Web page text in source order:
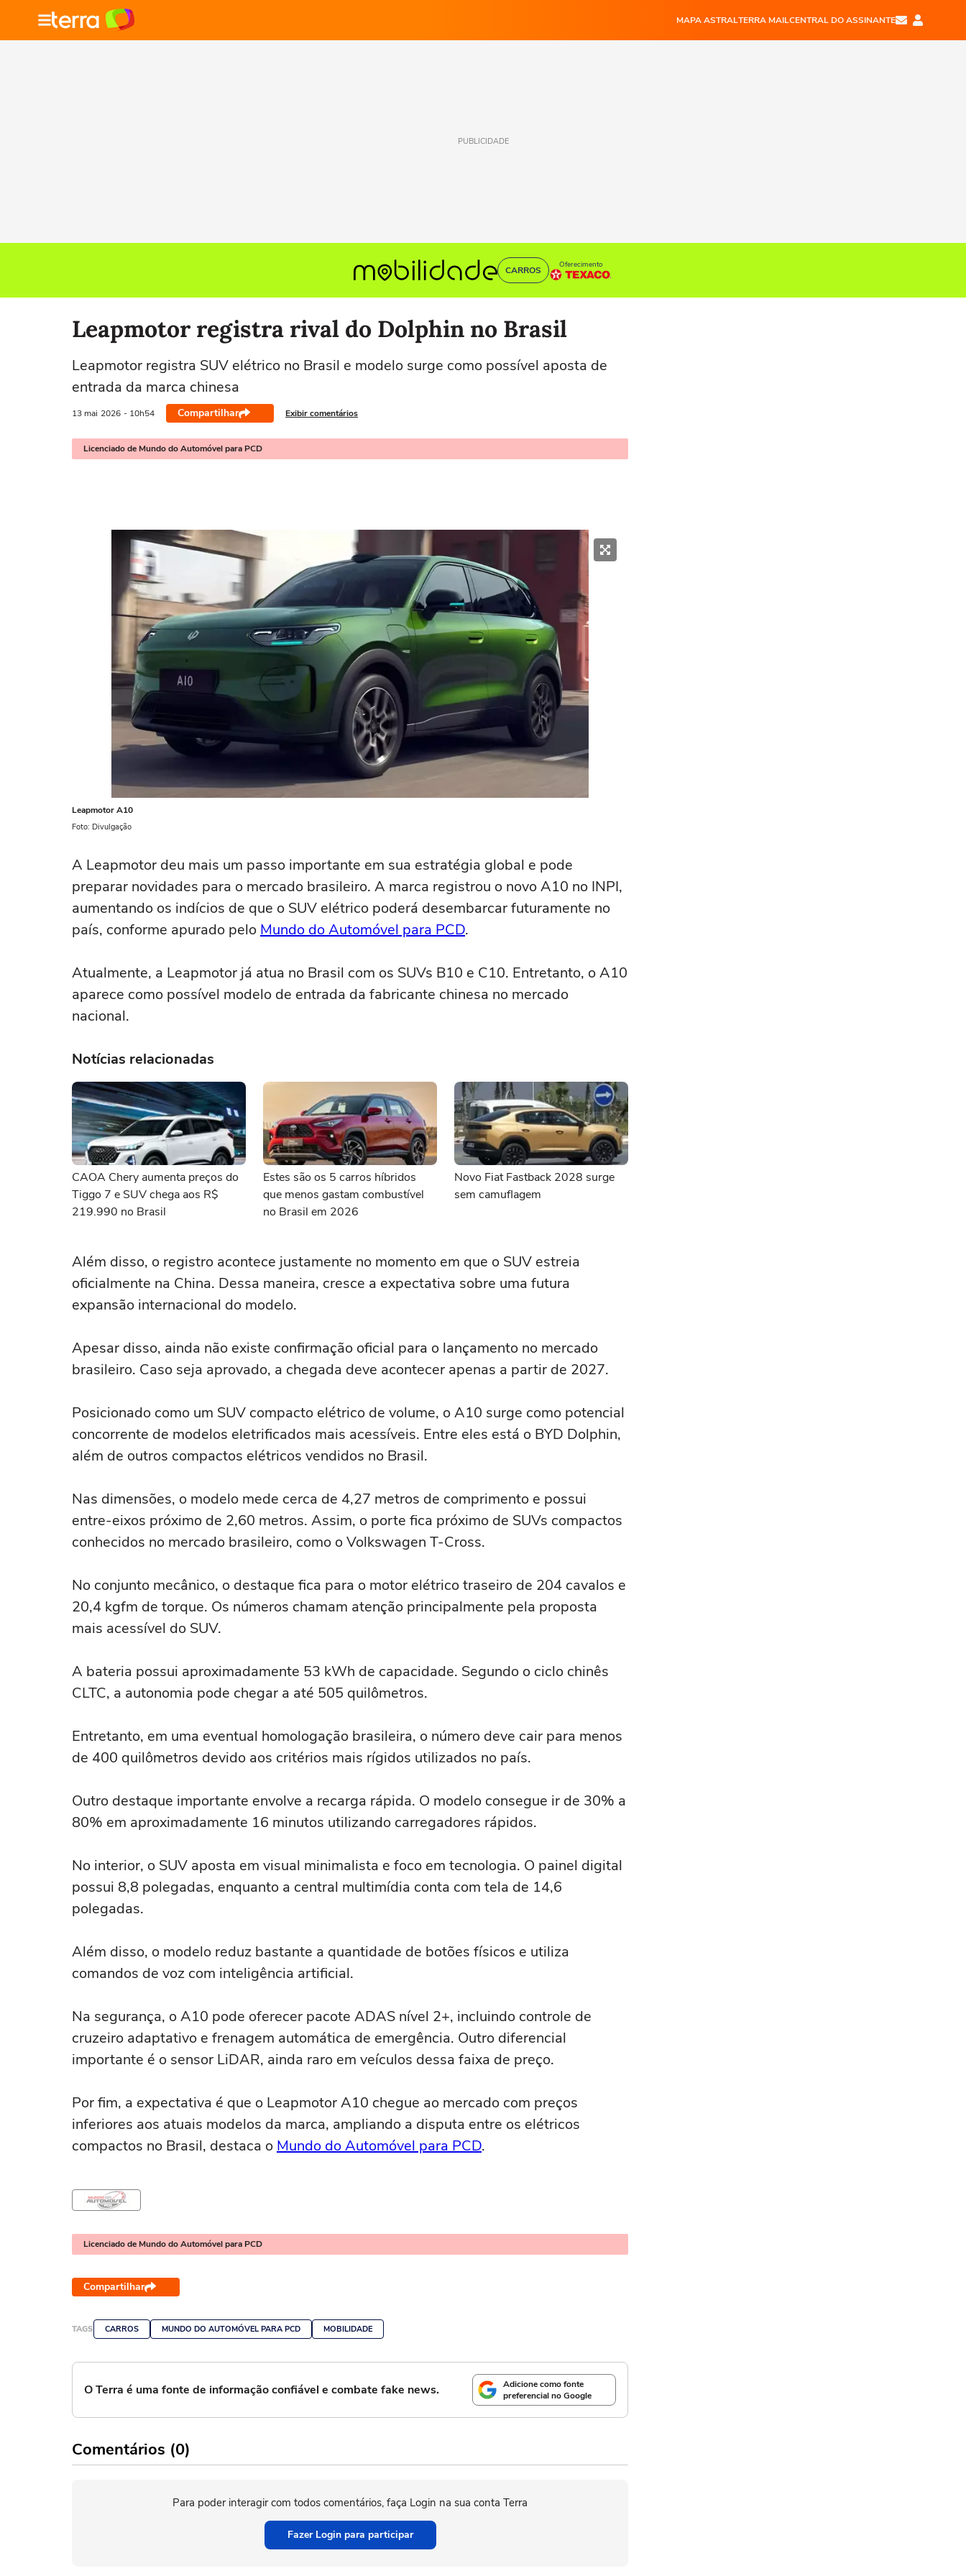
MAPA ASTRALTERRA MAILCENTRAL DO ASSINANTE
PUBLICIDADE
CARROS
Oferecimento
Leapmotor registra rival do Dolphin no Brasil
Leapmotor registra SUV elétrico no Brasil e modelo surge como possível aposta de
entrada da marca chinesa
13 mai 2026 - 10h54 Compartilhar Exibir comentários
Licenciado de Mundo do Automóvel para PCD
Leapmotor A10
Foto: Divulgação
A Leapmotor deu mais um passo importante em sua estratégia global e pode
preparar novidades para o mercado brasileiro. A marca registrou o novo A10 no INPI,
aumentando os indícios de que o SUV elétrico poderá desembarcar futuramente no
país, conforme apurado pelo Mundo do Automóvel para PCD.
Atualmente, a Leapmotor já atua no Brasil com os SUVs B10 e C10. Entretanto, o A10
aparece como possível modelo de entrada da fabricante chinesa no mercado
nacional.
Notícias relacionadas
CAOA Chery aumenta preços do
Tiggo 7 e SUV chega aos R$
219.990 no Brasil
Estes são os 5 carros híbridos
que menos gastam combustível
no Brasil em 2026
Novo Fiat Fastback 2028 surge
sem camuflagem
Além disso, o registro acontece justamente no momento em que o SUV estreia
oficialmente na China. Dessa maneira, cresce a expectativa sobre uma futura
expansão internacional do modelo.
Apesar disso, ainda não existe confirmação oficial para o lançamento no mercado
brasileiro. Caso seja aprovado, a chegada deve acontecer apenas a partir de 2027.
Posicionado como um SUV compacto elétrico de volume, o A10 surge como potencial
concorrente de modelos eletrificados mais acessíveis. Entre eles está o BYD Dolphin,
além de outros compactos elétricos vendidos no Brasil.
Nas dimensões, o modelo mede cerca de 4,27 metros de comprimento e possui
entre-eixos próximo de 2,60 metros. Assim, o porte fica próximo de SUVs compactos
conhecidos no mercado brasileiro, como o Volkswagen T-Cross.
No conjunto mecânico, o destaque fica para o motor elétrico traseiro de 204 cavalos e
20,4 kgfm de torque. Os números chamam atenção principalmente pela proposta
mais acessível do SUV.
A bateria possui aproximadamente 53 kWh de capacidade. Segundo o ciclo chinês
CLTC, a autonomia pode chegar a até 505 quilômetros.
Entretanto, em uma eventual homologação brasileira, o número deve cair para menos
de 400 quilômetros devido aos critérios mais rígidos utilizados no país.
Outro destaque importante envolve a recarga rápida. O modelo consegue ir de 30% a
80% em aproximadamente 16 minutos utilizando carregadores rápidos.
No interior, o SUV aposta em visual minimalista e foco em tecnologia. O painel digital
possui 8,8 polegadas, enquanto a central multimídia conta com tela de 14,6
polegadas.
Além disso, o modelo reduz bastante a quantidade de botões físicos e utiliza
comandos de voz com inteligência artificial.
Na segurança, o A10 pode oferecer pacote ADAS nível 2+, incluindo controle de
cruzeiro adaptativo e frenagem automática de emergência. Outro diferencial
importante é o sensor LiDAR, ainda raro em veículos dessa faixa de preço.
Por fim, a expectativa é que o Leapmotor A10 chegue ao mercado com preços
inferiores aos atuais modelos da marca, ampliando a disputa entre os elétricos
compactos no Brasil, destaca o Mundo do Automóvel para PCD.
Licenciado de Mundo do Automóvel para PCD
Compartilhar
TAGS CARROS MUNDO DO AUTOMÓVEL PARA PCD MOBILIDADE
O Terra é uma fonte de informação confiável e combate fake news.
Adicione como fonte
preferencial no Google
Comentários (0)
Para poder interagir com todos comentários, faça Login na sua conta Terra
Fazer Login para participar